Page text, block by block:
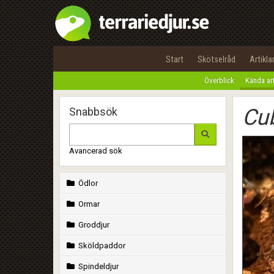
Start Skötselråd Artiklar
Överblick Kända
Snabbsök
Avancerad sök
Ödlor
Ormar
Groddjur
Sköldpaddor
Spindeldjur